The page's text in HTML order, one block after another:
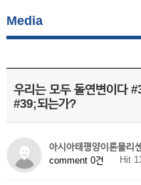
Media
우리는 모두 돌연변이다
#39;되는가?
아시아태평양이론물리
comment 0건
Hit